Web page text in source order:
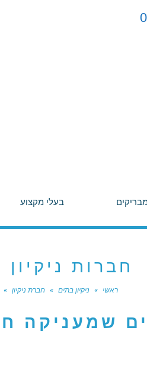
בעלי מקצוע
חברות
ראשי » ניקיון בתים » חברת ניקיון »
שמעניקה